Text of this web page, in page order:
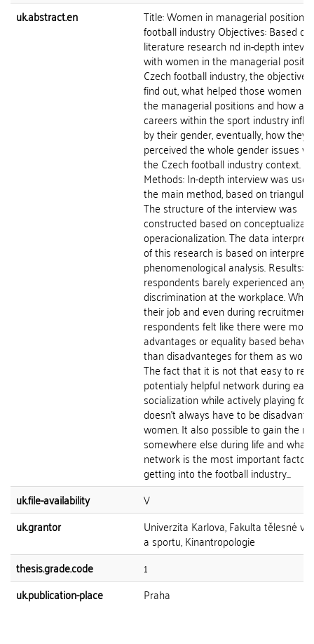
uk.abstract.en
Title: Women in managerial positions
football industry Objectives: Based on
literature research nd in-depth
with women in the managerial
Czech football industry, the objective
find out, what helped those women
the managerial positions and how
careers within the sport industry
by their gender, eventually, how they
perceived the whole gender issues
the Czech football industry context.
Methods: In-depth interview was
the main method, based on
The structure of the interview was
constructed based on
operacionalization. The data
of this research is based on
phenomenological analysis. Results:
respondents barely experienced any
discrimination at the workplace.
their job and even during recruitment,
respondents felt like there were more
advantages or equality based
than disadvanteges for them as
The fact that it is not that easy to
potentialy helpful network during early
socialization while actively playing
doesn't always have to be
women. It also possible to gain the
somewhere else during life and what
network is the most important factor
getting into the football industry...
uk.file-availability
V
uk.grantor
Univerzita Karlova, Fakulta tělesné
a sportu, Kinantropologie
thesis.grade.code
1
uk.publication-place
Praha